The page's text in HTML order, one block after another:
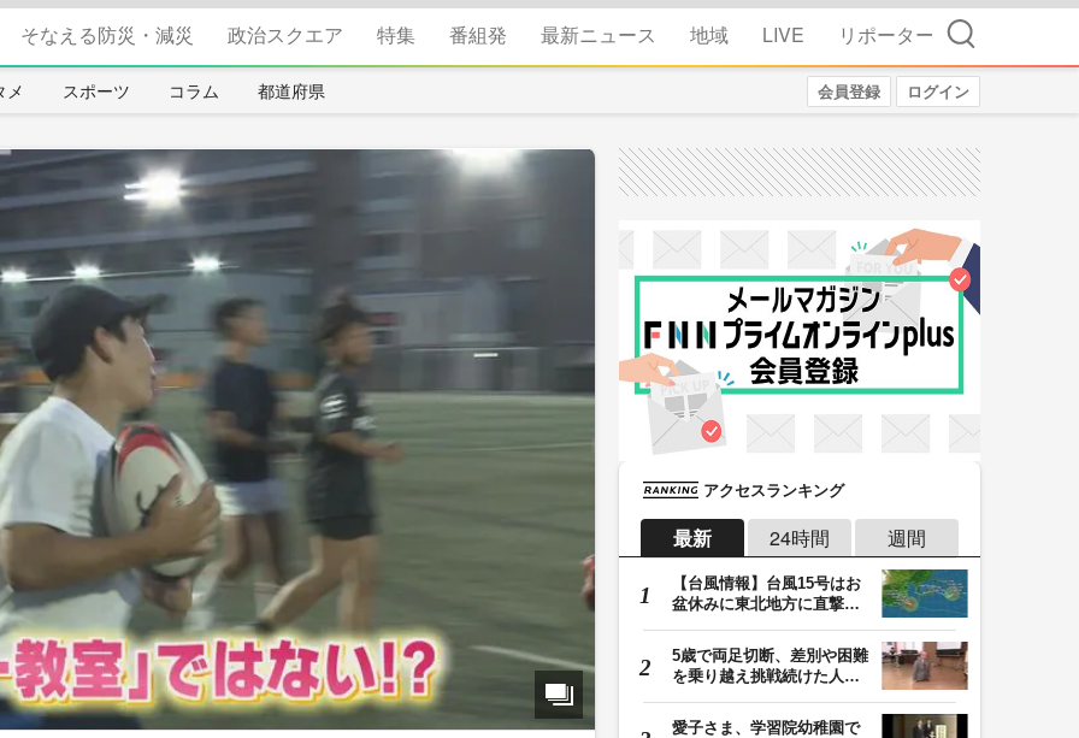
そなえる防災・減災 政治スクエア 特集 番組発 最新ニュース 地域 LIVE リポーター 検索
メ スポーツ コラム 都道府県 会員登録 ログイン
アクセスランキング
最新 24時間 週間
【台風情報】台風15号はお
盆休みに東北地方に直撃す
5歳で両足切断、差別や困難
を乗り越え挑戦続けた人
愛子さま、学習院幼稚園で